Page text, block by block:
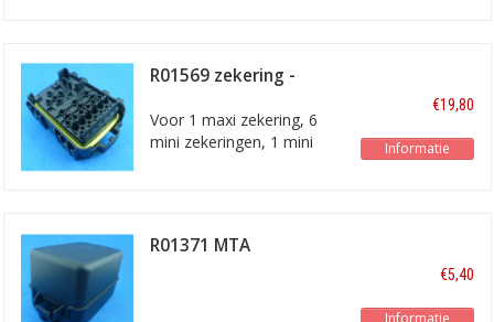
R01569 zekering -
Voor 1 maxi zekering, 6
mini zekeringen, 1 mini
€19,80
Informatie
R01371 MTA
€5,40